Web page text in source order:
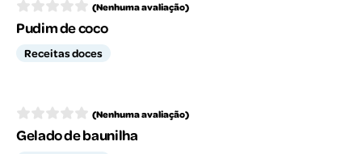
(Nenhuma avaliação)
Pudim de coco
Receitas doces
(Nenhuma avaliação)
Gelado de baunilha